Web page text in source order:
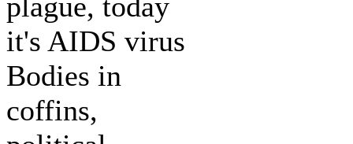
plague, today
it's AIDS virus
Bodies in
coffins,